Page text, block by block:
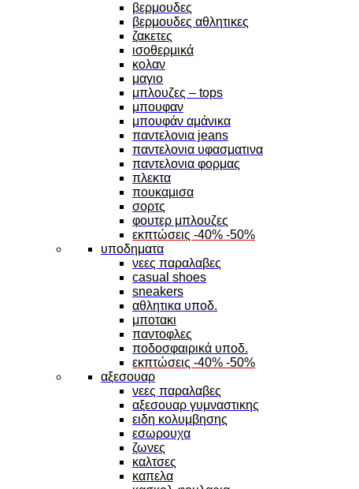
βερμουδες
βερμουδες αθλητικες
ζακετες
ισοθερμικά
κολαν
μαγιο
μπλουζες – tops
μπουφαν
μπουφάν αμάνικα
παντελονια jeans
παντελονια υφασματινα
παντελονια φορμας
πλεκτα
πουκαμισα
σορτς
φουτερ μπλουζες
εκπτώσεις -40% -50%
υποδηματα
νεες παραλαβες
casual shoes
sneakers
αθλητικα υποδ.
μποτακι
παντοφλες
ποδοσφαιρικά υποδ.
εκπτώσεις -40% -50%
αξεσουαρ
νεες παραλαβες
αξεσουαρ γυμναστικης
ειδη κολυμβησης
εσωρουχα
ζωνες
καλτσες
καπελα